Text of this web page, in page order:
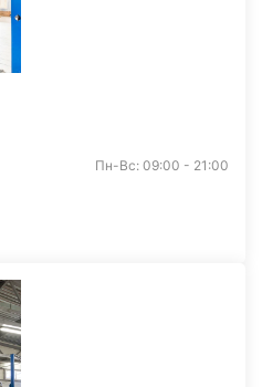
Пн-Вс: 09:00 - 21:00